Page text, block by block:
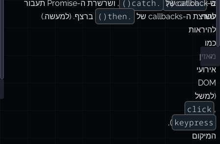
(() console.log('will not get hit'))
then => throw new Error
))
ש- .catch()
עשוי
להיראות
כמו
מאזין
אירועי
DOM
(למשל
click ,
keypress
),
המיקום
ב-callback של
.catch()
, ושרשרת ה-Promise תעבור
להרצת ה-callbacks של
.then() ברצף. (למעשה.)